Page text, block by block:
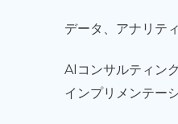
データ、 アナリテ
AIコンサルティン
インプリメンテー